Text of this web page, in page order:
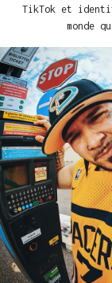
TikTok et
monde